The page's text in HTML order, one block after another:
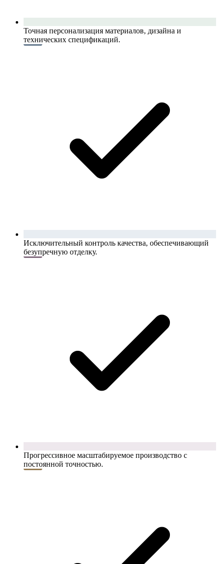
Точная персонализация материалов, дизайна и
технических спецификаций.
Исключительный контроль качества, обеспечивающий
безупречную отделку.
Прогрессивное масштабируемое производство с
постоянной точностью.